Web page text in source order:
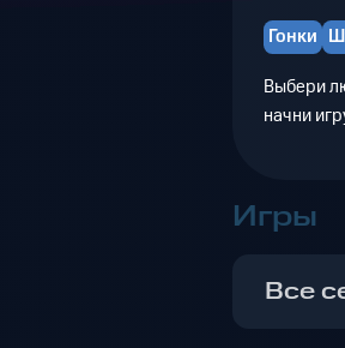
Гонки
Выбери
начни
Игры
Все